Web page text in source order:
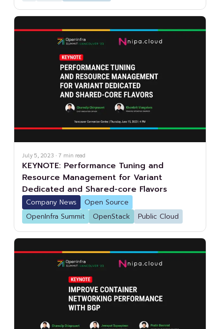
July 5, 2023 · 7 min read
KEYNOTE: Performance Tuning and
Resource Management for Variant
Dedicated and Shared-core Flavors
Company News
Open Source
OpenInfra Summit
OpenStack Public Cloud